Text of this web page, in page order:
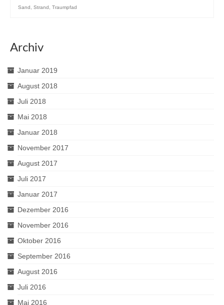
Sand, Strand, Traumpfad
Archiv
Januar 2019
August 2018
Juli 2018
Mai 2018
Januar 2018
November 2017
August 2017
Juli 2017
Januar 2017
Dezember 2016
November 2016
Oktober 2016
September 2016
August 2016
Juli 2016
Mai 2016